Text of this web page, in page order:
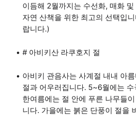
이듬해 2월까지는 수선화, 매화
자연 산책을 위한 최고의 선택입
랍니다.)
# 아비키산 라쿠호지 절
아비키 관음사는 사계절 내내 아
절과 어우러집니다. 5~6월에는
한여름에는 절 안에 푸른 나무들
니다. 가을에는 붉은 단풍이 절을